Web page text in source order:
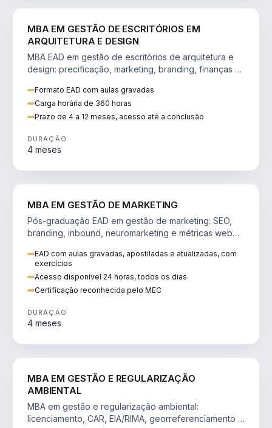
MBA EM GESTÃO DE ESCRITÓRIOS EM
ARQUITETURA E DESIGN
MBA EAD em gestão de escritórios de arquitetura e
design: precificação, marketing, branding, finanças e
Formato EAD com aulas gravadas
Carga horária de 360 horas
Prazo de 4 a 12 meses, acesso até a conclusão
DURAÇÃO
4 meses
MBA EM GESTÃO DE MARKETING
Pós-graduação EAD em gestão de marketing: SEO,
branding, inbound, neuromarketing e métricas web
EAD com aulas gravadas, apostiladas e atualizadas, com
exercícios
Acesso disponível 24 horas, todos os dias
Certificação reconhecida pelo MEC
DURAÇÃO
4 meses
MBA EM GESTÃO E REGULARIZAÇÃO
AMBIENTAL
MBA em gestão e regularização ambiental:
licenciamento, CAR, EIA/RIMA, georreferenciamento e